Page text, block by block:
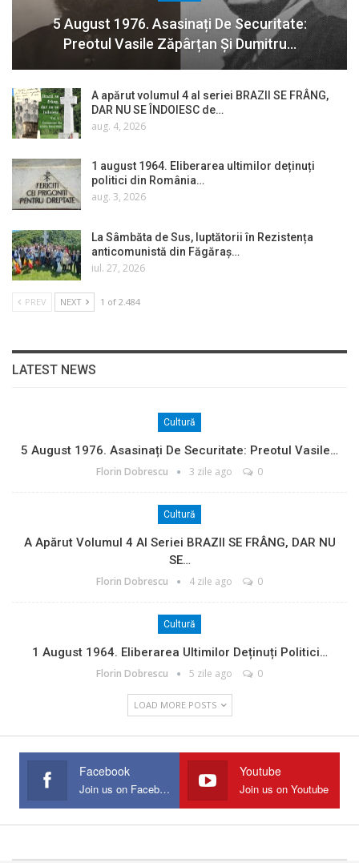
5 August 1976. Asasinați De Securitate:
Preotul Vasile Zăpârțan Și Dumitru…
A apărut volumul 4 al seriei BRAZII SE FRÂNG,
DAR NU SE ÎNDOIESC de…
aug. 4, 2026
1 august 1964. Eliberarea ultimilor deținuți
politici din România…
aug. 3, 2026
La Sâmbăta de Sus, luptătorii în Rezistența
anticomunistă din Făgăraș…
iul. 27, 2026
PREV NEXT 1 of 2.484
LATEST NEWS
Cultură
5 August 1976. Asasinați De Securitate: Preotul Vasile…
Florin Dobrescu 3 zile ago 0
Cultură
A Apărut Volumul 4 Al Seriei BRAZII SE FRÂNG, DAR NU
SE…
Florin Dobrescu 4 zile ago 0
Cultură
1 August 1964. Eliberarea Ultimilor Deținuți Politici…
Florin Dobrescu 5 zile ago 0
LOAD MORE POSTS
Facebook
Join us on Facebook
Youtube
Join us on Youtube